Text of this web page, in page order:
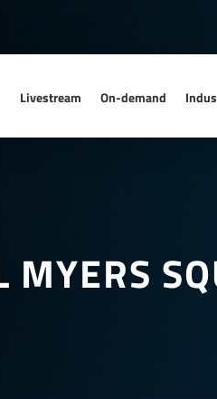
Livestream On-demand
MYERS